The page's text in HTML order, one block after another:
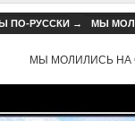
ПО-РУССКИ→ МЫ
МЫ МОЛИЛИСЬ НА